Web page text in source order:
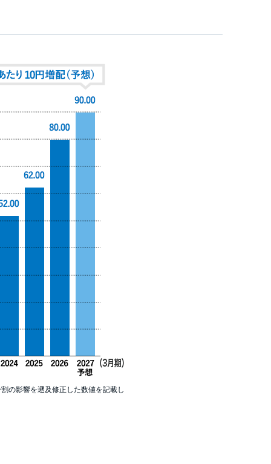
の影響を遡及修正した数値を記載し